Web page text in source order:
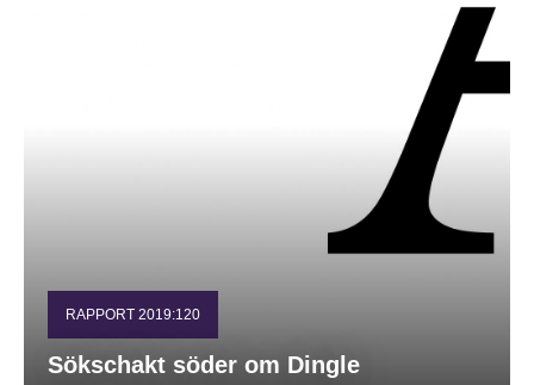
RAPPORT 2019:120
Sökschakt söder om Dingle